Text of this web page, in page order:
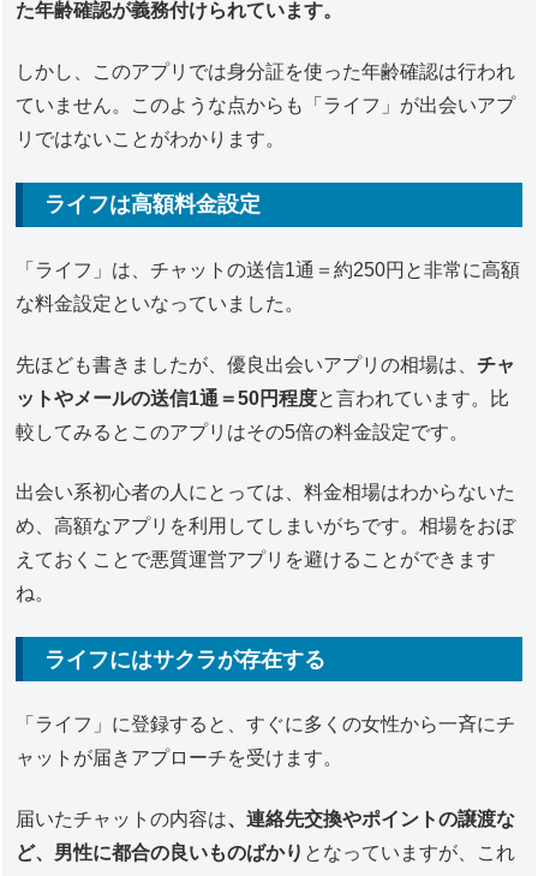
た年齢確認が義務付けられています。
しかし、このアプリでは身分証を使った年齢確認は行われ
ていません。このような点からも「ライフ」が出会いアプ
リではないことがわかります。
ライフは高額料金設定
「ライフ」は、チャットの送信1通＝約250円と非常に高額
な料金設定といなっていました。
先ほども書きましたが、優良出会いアプリの相場は、チャ
ットやメールの送信1通＝50円程度と言われています。比
較してみるとこのアプリはその5倍の料金設定です。
出会い系初心者の人にとっては、料金相場はわからないた
め、高額なアプリを利用してしまいがちです。相場をおぼ
えておくことで悪質運営アプリを避けることができます
ね。
ライフにはサクラが存在する
「ライフ」に登録すると、すぐに多くの女性から一斉にチ
ャットが届きアプローチを受けます。
届いたチャットの内容は、連絡先交換やポイントの譲渡な
ど、男性に都合の良いものばかり となっていますが、これ